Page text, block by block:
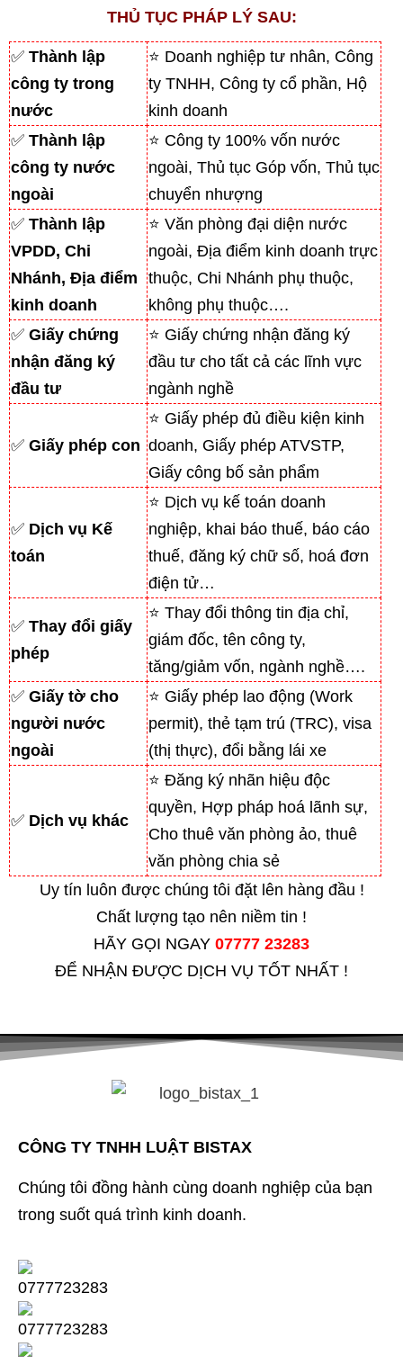
THỦ TỤC PHÁP LÝ SAU:
✅ Thành lập
công ty trong
nước
⭐ Doanh nghiệp tư nhân, Công
ty TNHH, Công ty cổ phần, Hộ
kinh doanh
✅ Thành lập
công ty nước
ngoài
⭐ Công ty 100% vốn nước
ngoài, Thủ tục Góp vốn, Thủ tục
chuyển nhượng
✅ Thành lập
VPDD, Chi
Nhánh, Địa điểm
kinh doanh
⭐ Văn phòng đại diện nước
ngoài, Địa điểm kinh doanh trực
thuộc, Chi Nhánh phụ thuộc,
không phụ thuộc….
✅ Giấy chứng
nhận đăng ký
đầu tư
⭐ Giấy chứng nhận đăng ký
đầu tư cho tất cả các lĩnh vực
ngành nghề
✅ Giấy phép con
⭐ Giấy phép đủ điều kiện kinh
doanh, Giấy phép ATVSTP,
Giấy công bố sản phẩm
✅ Dịch vụ Kế
toán
⭐ Dịch vụ kế toán doanh
nghiệp, khai báo thuế, báo cáo
thuế, đăng ký chữ số, hoá đơn
điện tử…
✅ Thay đổi giấy
phép
⭐ Thay đổi thông tin địa chỉ,
giám đốc, tên công ty,
tăng/giảm vốn, ngành nghề….
✅ Giấy tờ cho
người nước
ngoài
⭐ Giấy phép lao động (Work
permit), thẻ tạm trú (TRC), visa
(thị thực), đổi bằng lái xe
✅ Dịch vụ khác
⭐ Đăng ký nhãn hiệu độc
quyền, Hợp pháp hoá lãnh sự,
Cho thuê văn phòng ảo, thuê
văn phòng chia sẻ
Uy tín luôn được chúng tôi đặt lên hàng đầu !
Chất lượng tạo nên niềm tin !
HÃY GỌI NGAY 07777 23283
ĐỂ NHẬN ĐƯỢC DỊCH VỤ TỐT NHẤT !
CÔNG TY TNHH LUẬT BISTAX
Chúng tôi đồng hành cùng doanh nghiệp của bạn
trong suốt quá trình kinh doanh.